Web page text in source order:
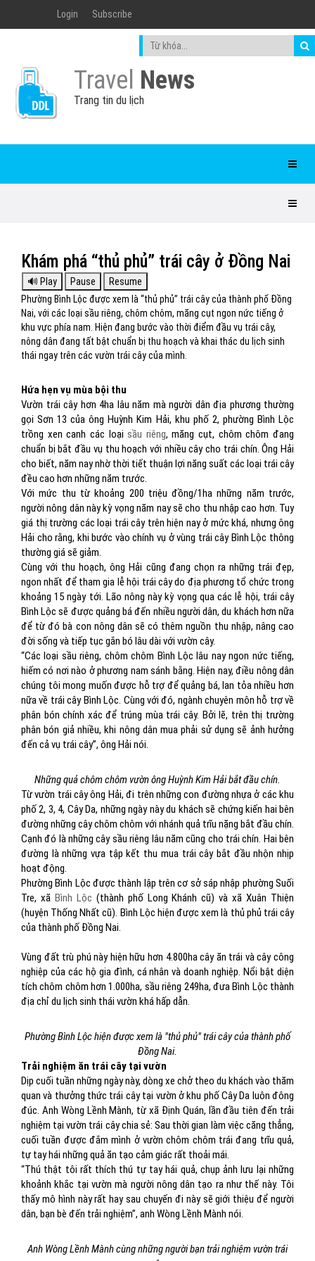
Login Subscribe
Travel News
Trang tin du lịch
Khám phá “thủ phủ” trái cây ở Đồng Nai
Phường Bình Lộc được xem là “thủ phủ” trái cây của thành phố Đồng
Nai, với các loại sầu riêng, chôm chôm, măng cụt ngon nức tiếng ở
khu vực phía nam. Hiện đang bước vào thời điểm đầu vụ trái cây,
nông dân đang tất bật chuẩn bị thu hoạch và khai thác du lịch sinh
thái ngay trên các vườn trái cây của mình.
Hứa hẹn vụ mùa bội thu
Vườn trái cây hơn 4ha lâu năm mà người dân địa phương thường
gọi Sơn 13 của ông Huỳnh Kim Hải, khu phố 2, phường Bình Lộc
trồng xen canh các loạisầu riêng, măng cụt, chôm chôm đang
chuẩn bị bắt đầu vụ thu hoạch với nhiều cây cho trái chín. Ông Hải
cho biết, năm nay nhờ thời tiết thuận lợi năng suất các loại trái cây
đều cao hơn những năm trước.
Với mức thu từ khoảng 200 triệu đồng/1ha những năm trước,
người nông dân này kỳ vọng năm nay sẽ cho thu nhập cao hơn. Tuy
giá thị trường các loại trái cây trên hiện nay ở mức khá, nhưng ông
Hải cho rằng, khi bước vào chính vụ ở vùng trái cây Bình Lộc thông
thường giá sẽ giảm.
Cùng với thu hoạch, ông Hải cũng đang chọn ra những trái đẹp,
ngon nhất để tham gia lễ hội trái cây do địa phương tổ chức trong
khoảng 15 ngày tới. Lão nông này kỳ vọng qua các lễ hội, trái cây
Bình Lộc sẽ được quảng bá đến nhiều người dân, du khách hơn nữa
để từ đó bà con nông dân sẽ có thêm nguồn thu nhập, nâng cao
đời sống và tiếp tục gắn bó lâu dài với vườn cây.
“Các loại sầu riêng, chôm chôm Bình Lộc lâu nay ngon nức tiếng,
hiếm có nơi nào ở phương nam sánh bằng. Hiện nay, điều nông dân
chúng tôi mong muốn được hỗ trợ để quảng bá, lan tỏa nhiều hơn
nữa về trái cây Bình Lộc. Cùng với đó, ngành chuyên môn hỗ trợ về
phân bón chính xác để trúng mùa trái cây. Bởi lẽ, trên thị trường
phân bón giả nhiều, khi nông dân mua phải sử dụng sẽ ảnh hưởng
đến cả vụ trái cây”, ông Hải nói.
Những quả chôm chôm vườn ông Huỳnh Kim Hải bắt đầu chín.
Từ vườn trái cây ông Hải, đi trên những con đường nhựa ở các khu
phố 2, 3, 4, Cây Da, những ngày này du khách sẽ chứng kiến hai bên
đường những cây chôm chôm với nhánh quả trĩu nặng bắt đầu chín.
Cạnh đó là những cây sầu riêng lâu năm cũng cho trái chín. Hai bên
đường là những vựa tập kết thu mua trái cây bắt đầu nhộn nhịp
hoạt động.
Phường Bình Lộc được thành lập trên cơ sở sáp nhập phường Suối
Tre, xã Bình Lộc (thành phố Long Khánh cũ) và xã Xuân Thiện
(huyện Thống Nhất cũ). Bình Lộc hiện được xem là thủ phủ trái cây
của thành phố Đồng Nai.
Vùng đất trù phú này hiện hữu hơn 4.800ha cây ăn trái và cây công
nghiệp của các hộ gia đình, cá nhân và doanh nghiệp. Nổi bật diện
tích chôm chôm hơn 1.000ha, sầu riêng 249ha, đưa Bình Lộc thành
địa chỉ du lịch sinh thái vườn khá hấp dẫn.
Phường Bình Lộc hiện được xem là "thủ phủ" trái cây của thành phố
Đồng Nai.
Trải nghiệm ăn trái cây tại vườn
Dịp cuối tuần những ngày này, dòng xe chở theo du khách vào thăm
quan và thưởng thức trái cây tại vườn ở khu phố Cây Da luôn đông
đúc. Anh Wòng Lềnh Mành, từ xã Định Quán, lần đầu tiên đến trải
nghiệm tại vườn trái cây chia sẻ: Sau thời gian làm việc căng thẳng,
cuối tuần được đắm mình ở vườn chôm chôm trái đang trĩu quả,
tự tay hái những quả ăn tạo cảm giác rất thoải mái.
“Thú thật tôi rất thích thú tự tay hái quả, chụp ảnh lưu lại những
khoảnh khắc tại vườn mà người nông dân tạo ra như thế này. Tôi
thấy mô hình này rất hay sau chuyến đi này sẽ giới thiệu để người
dân, bạn bè đến trải nghiệm”, anh Wòng Lềnh Mành nói.
Anh Wòng Lềnh Mành cùng những người bạn trải nghiệm vườn trái